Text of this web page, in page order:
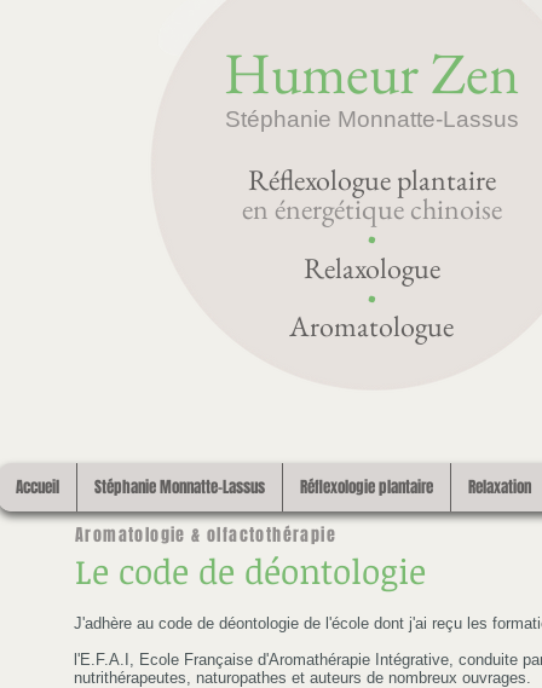
Aromatologie & olfactothérapie
Le code de déontologie
J'adhère au code de déontologie de l'école dont j'ai reçu les
l'E.F.A.I, Ecole Française d'Aromathérapie Intégrative, conduite
nutrithérapeutes, naturopathes et auteurs de nombreux ouvrages.
Humeur Zen
Stéphanie Monnatte-Lassus
Réflexologue plantaire
en énergétique chinoise
•
Relaxologue
•
Aromatologue
Accueil Stéphanie Monnatte-Lassus Réflexologie plantaire Relaxation